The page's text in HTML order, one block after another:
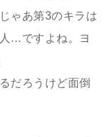
ゃあ第3のキラは
…ですよね。ヨ
だろうけど面倒